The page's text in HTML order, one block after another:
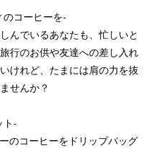
コーヒーを-
んでいるあなたも、忙しいと
行のお供や友達への差し入れ
けれど、たまには肩の力を抜
せんか？
ト-
のコーヒーをドリップバッグ